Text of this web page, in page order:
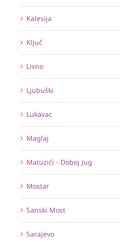
Kalesija
Ključ
Livno
Ljubuški
Lukavac
Maglaj
Matuzići - Doboj Jug
Mostar
Sanski Most
Sarajevo